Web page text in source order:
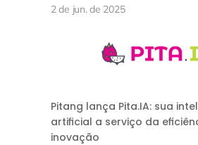
2 de jun. de 2025
Pitang lança Pita.IA: sua
artificial a serviço da
inovação